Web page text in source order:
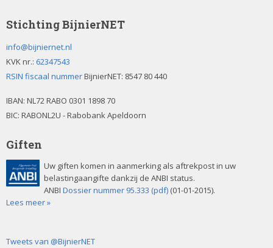
Stichting BijnierNET
info@bijniernet.nl
KVK nr.: 62347543
RSIN fiscaal nummerBijnierNET: 8547 80 440
IBAN: NL72 RABO 0301 1898 70
BIC: RABONL2U - Rabobank Apeldoorn
Giften
Uw giften komen in aanmerking als aftrekpost in uw
belastingaangifte dankzij de ANBI status.
ANBI Dossier nummer 95.333 (pdf) (01-01-2015).
Lees meer »
Tweets van @BijnierNET